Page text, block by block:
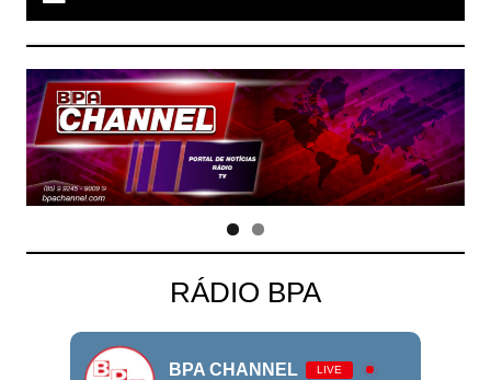
RÁDIO BPA
BPA CHANNEL LIVE